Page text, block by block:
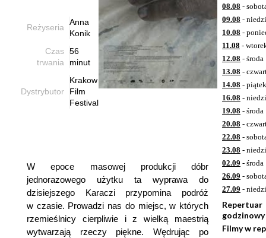
Reżyseria
Anna
Konik
Czas
trwania
56
minut
Dystrybutor
Krakow
Film
Festival
W epoce masowej produkcji dóbr
jednorazowego użytku ta wyprawa do
dzisiejszego Karaczi przypomina podróż
w czasie. Prowadzi nas do miejsc, w których
rzemieślnicy cierpliwie i z wielką maestrią
wytwarzają rzeczy piękne. Wędrując po
08.08 -
09.08 -
10.08 -
11.08 -
12.08 - środa
13.08 -
14.08 - piątek
16.08 -
19.08 - środa
20.08 -
22.08 -
23.08 -
02.09 - środa
26.09 -
27.09 -
Repertuar
godzinowy
Filmy w